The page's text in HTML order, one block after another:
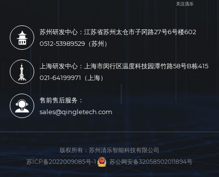
关注清乐
苏州研发中心：江苏省苏州太仓市子冈路27号6号楼602
0512-53989529（苏州）
上海研发中心：上海市闵行区温度科技园潭竹路58号B栋415
021-64199971（上海）
售前售后服务：
sales@qingletech.com
版权所有： 苏州清乐智能科技有限公司
苏ICP备2022009085号-1
苏公网安备32058502011894号